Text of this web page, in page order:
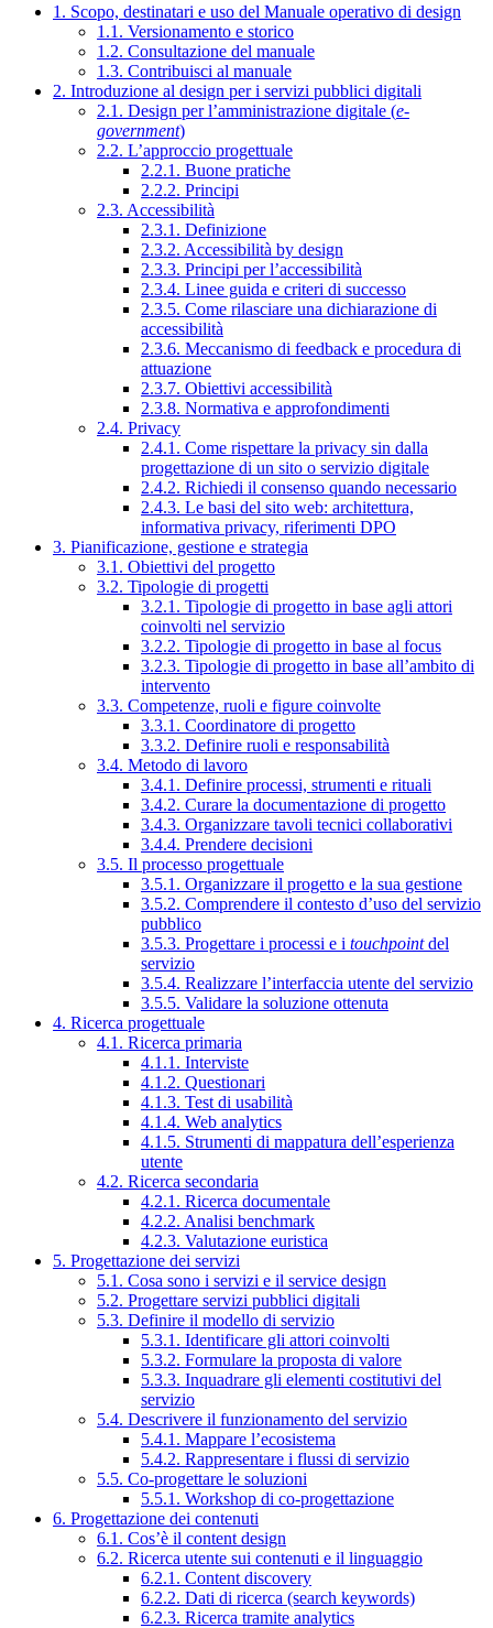
1. Scopo, destinatari e uso del Manuale operativo di design
1.1. Versionamento e storico
1.2. Consultazione del manuale
1.3. Contribuisci al manuale
2. Introduzione al design per i servizi pubblici digitali
2.1. Design per l’amministrazione digitale (e-
government)
2.2. L’approccio progettuale
2.2.1. Buone pratiche
2.2.2. Principi
2.3. Accessibilità
2.3.1. Definizione
2.3.2. Accessibilità by design
2.3.3. Principi per l’accessibilità
2.3.4. Linee guida e criteri di successo
2.3.5. Come rilasciare una dichiarazione di
accessibilità
2.3.6. Meccanismo di feedback e procedura di
attuazione
2.3.7. Obiettivi accessibilità
2.3.8. Normativa e approfondimenti
2.4. Privacy
2.4.1. Come rispettare la privacy sin dalla
progettazione di un sito o servizio digitale
2.4.2. Richiedi il consenso quando necessario
2.4.3. Le basi del sito web: architettura,
informativa privacy, riferimenti DPO
3. Pianificazione, gestione e strategia
3.1. Obiettivi del progetto
3.2. Tipologie di progetti
3.2.1. Tipologie di progetto in base agli attori
coinvolti nel servizio
3.2.2. Tipologie di progetto in base al focus
3.2.3. Tipologie di progetto in base all’ambito di
intervento
3.3. Competenze, ruoli e figure coinvolte
3.3.1. Coordinatore di progetto
3.3.2. Definire ruoli e responsabilità
3.4. Metodo di lavoro
3.4.1. Definire processi, strumenti e rituali
3.4.2. Curare la documentazione di progetto
3.4.3. Organizzare tavoli tecnici collaborativi
3.4.4. Prendere decisioni
3.5. Il processo progettuale
3.5.1. Organizzare il progetto e la sua gestione
3.5.2. Comprendere il contesto d’uso del servizio
pubblico
3.5.3. Progettare i processi e i touchpointdel
servizio
3.5.4. Realizzare l’interfaccia utente del servizio
3.5.5. Validare la soluzione ottenuta
4. Ricerca progettuale
4.1. Ricerca primaria
4.1.1. Interviste
4.1.2. Questionari
4.1.3. Test di usabilità
4.1.4. Web analytics
4.1.5. Strumenti di mappatura dell’esperienza
utente
4.2. Ricerca secondaria
4.2.1. Ricerca documentale
4.2.2. Analisi benchmark
4.2.3. Valutazione euristica
5. Progettazione dei servizi
5.1. Cosa sono i servizi e il service design
5.2. Progettare servizi pubblici digitali
5.3. Definire il modello di servizio
5.3.1. Identificare gli attori coinvolti
5.3.2. Formulare la proposta di valore
5.3.3. Inquadrare gli elementi costitutivi del
servizio
5.4. Descrivere il funzionamento del servizio
5.4.1. Mappare l’ecosistema
5.4.2. Rappresentare i flussi di servizio
5.5. Co-progettare le soluzioni
5.5.1. Workshop di co-progettazione
6. Progettazione dei contenuti
6.1. Cos’è il content design
6.2. Ricerca utente sui contenuti e il linguaggio
6.2.1. Content discovery
6.2.2. Dati di ricerca (search keywords)
6.2.3. Ricerca tramite analytics